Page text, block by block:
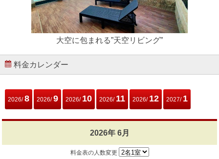
大空に包まれる”天空リビング”
料金カレンダー
2026/8 2026/9 2026/ 10 2026/ 11 2026/ 12 2027/ 1
2026年 6月
料金表の人数変更